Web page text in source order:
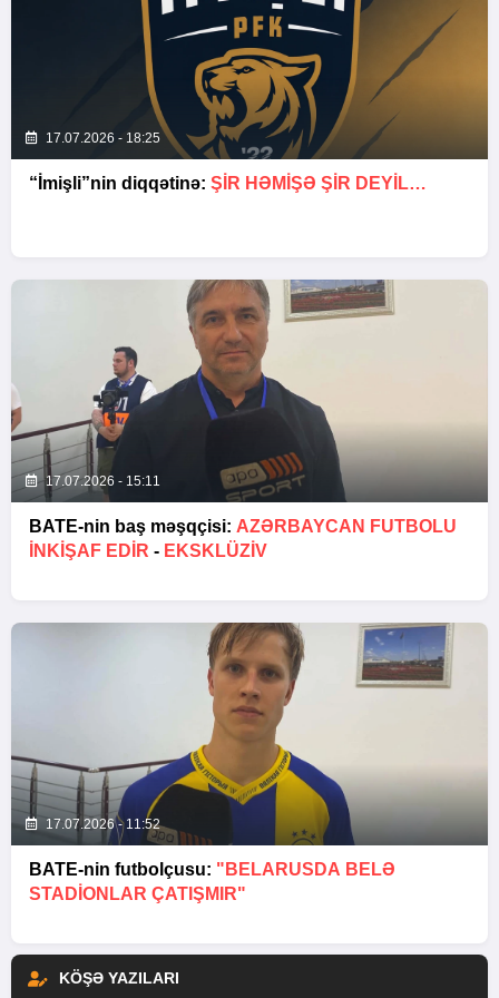
17.07.2026 - 18:25
“İmişli”nin diqqətinə: ŞIR HƏMIŞƏ ŞIR DEYIL…
17.07.2026 - 15:11
BATE-nin baş məşqçisi: AZƏRBAYCAN FUTBOLU
INKIŞAF EDIR - EKSKLÜZİV
17.07.2026 - 11:52
BATE-nin futbolçusu: "BELARUSDA BELƏ
STADIONLAR ÇATIŞMIR"
KÖŞƏ YAZILARI